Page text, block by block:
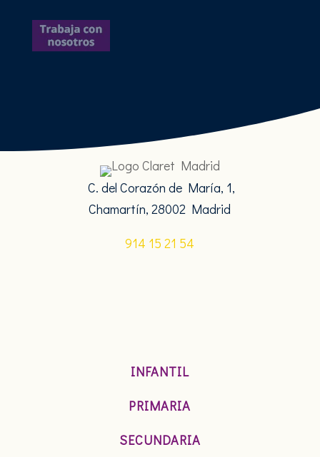
C. del Corazón de María, 1,
Chamartín, 28002 Madrid
914 15 21 54
INFANTIL
PRIMARIA
SECUNDARIA